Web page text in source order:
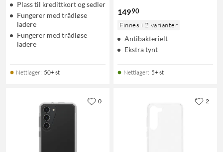
Plass til kredittkort og sedler
Fungerer med trådløse
ladere
Fungerer med trådløse
ladere
Nettlager: 50+ st
14990
Finnes i 2 varianter
Antibakterielt
Ekstra tynt
Nettlager: 5+ st
0 2